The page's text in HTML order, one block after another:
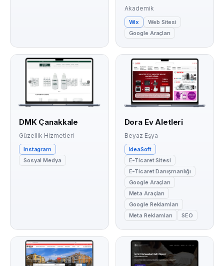
Akademik
Wix
Web Sitesi
Google Araçları
DMK Çanakkale
Güzellik Hizmetleri
Instagram
Sosyal Medya
Dora Ev Aletleri
Beyaz Eşya
IdeaSoft
E-Ticaret Sitesi
E-Ticaret Danışmanlığı
Google Araçları
Meta Araçları
Google Reklamları
Meta Reklamları
SEO